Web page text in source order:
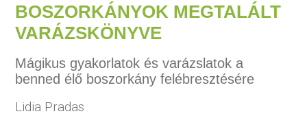
BOSZORKÁNYOK MEGTALÁLT
VARÁZSKÖNYVE
Mágikus gyakorlatok és varázslatok a
benned élő boszorkány felébresztésére
Lidia Pradas